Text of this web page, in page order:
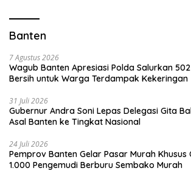
Banten
7 Agustus 2026
Wagub Banten Apresiasi Polda Salurkan
Bersih untuk Warga Terdampak Kekeringan
31 Juli 2026
Gubernur Andra Soni Lepas Delegasi Gita
Asal Banten ke Tingkat Nasional
24 Juli 2026
Pemprov Banten Gelar Pasar Murah Khusus
1.000 Pengemudi Berburu Sembako Murah